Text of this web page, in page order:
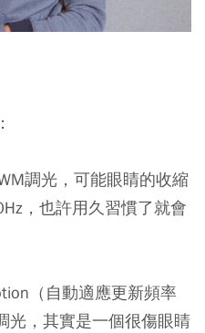
調光，可能眼睛的收縮
，也許用久習慣了就會
（自動適應更新頻率
光，其實是一個很傷眼睛